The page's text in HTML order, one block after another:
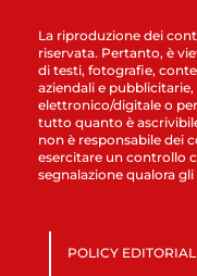
La riproduzione dei
riservata. Pertanto, è
di testi, fotografie,
aziendali e
elettronico/digitale o
tutto quanto è
non è responsabile dei
esercitare un controllo
segnalazione qualora
POLICY